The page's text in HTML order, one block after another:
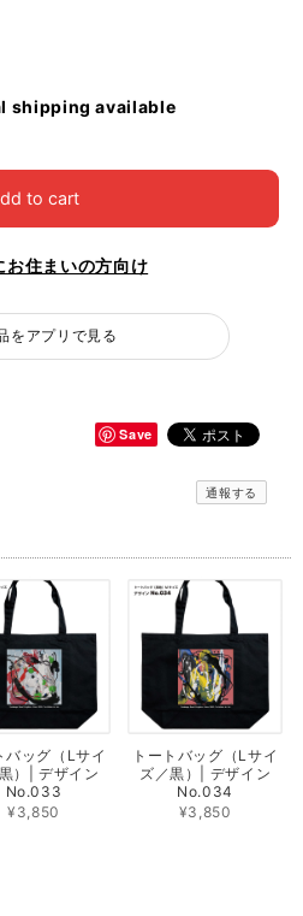
shipping available
to cart
お住まいの方向け
をアプリで見る
Save
通報する
バッグ（Lサイ
）| デザイン
No.033
¥3,850
トートバッグ（Lサイ
ズ／黒）| デザイン
No.034
¥3,850